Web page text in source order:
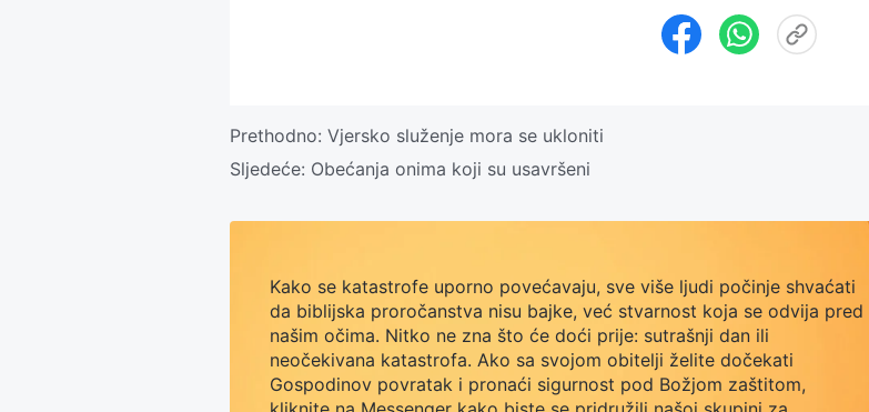
Prethodno: Vjersko služenje mora se ukloniti
Sljedeće: Obećanja onima koji su usavršeni
Kako se katastrofe uporno povećavaju, sve više ljudi počinje shvaćati
da biblijska proročanstva nisu bajke, već stvarnost koja se odvija pred
našim očima. Nitko ne zna što će doći prije: sutrašnji dan ili
neočekivana katastrofa. Ako sa svojom obitelji želite dočekati
Gospodinov povratak i pronaći sigurnost pod Božjom zaštitom,